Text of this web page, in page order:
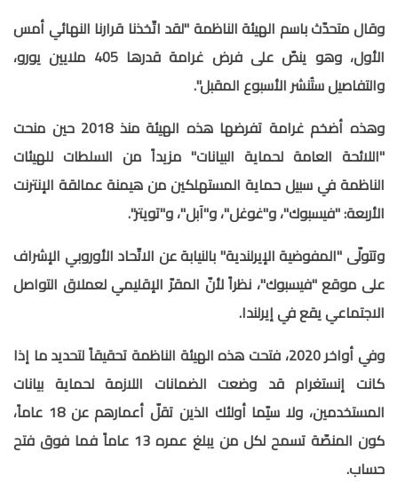
وقال متحدّث باسم الهيئة الناظمة "لقد اتّخذنا قرارنا النهائي أمس
الأول، وهو ينصّ على فرض غرامة قدرها 405 ملايين يورو،
والتفاصيل ستُنشر الأسبوع المقبل".
وهذه أضخم غرامة تفرضها هذه الهيئة منذ 2018 حين منحت
"اللائحة العامة لحماية البيانات" مزيداً من السلطات للهيئات
الناظمة في سبيل حماية المستهلكين من هيمنة عمالقة الإنترنت
الأربعة: "فيسبوك"، و"غوغل"، و"آبل"، و"تويتر".
وتتولّى "المفوضية الإيرلندية" بالنيابة عن الاتّحاد الأوروبي الإشراف
على موقع "فيسبوك"، نظراً لأنّ المقرّ الإقليمي لعملاق التواصل
الاجتماعي يقع في إيرلندا.
وفي أواخر 2020، فتحت هذه الهيئة الناظمة تحقيقاً لتحديد ما إذا
كانت إنستغرام قد وضعت الضمانات اللازمة لحماية بيانات
المستخدمين، ولا سيّما أولئك الذين تقلّ أعمارهم عن 18 عاماً،
كون المنصّة تسمح لكل من يبلغ عمره 13 عاماً فما فوق فتح
حساب.